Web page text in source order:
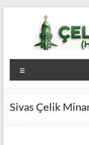
Çelik
Minare,
Çelik
Minare
Sivas Çelik